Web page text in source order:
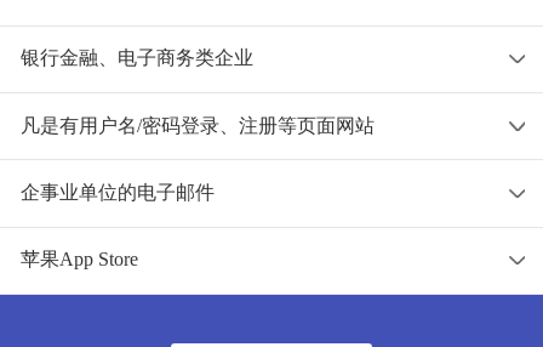
银行金融、电子商务类企业
确保网站数据安全，身份认证，有效避免钓鱼网站、仿冒网站等网络诈骗
行为的威胁。
凡是有用户名/密码登录、注册等页面网站
确保用户名和密码高强度加密传输到服务器，确保用户名和密码不会在传
输过程被非法截获！
企事业单位的电子邮件
部署SSL证书，确保电子邮件系统用户登录用户名和密码安全和机密邮件
信息安全。
苹果App Store